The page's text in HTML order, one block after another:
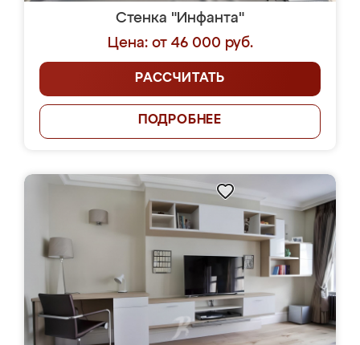
Стенка "Инфанта"
Цена: от 46 000 руб.
РАССЧИТАТЬ
ПОДРОБНЕЕ